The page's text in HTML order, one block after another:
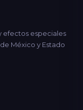
efectos especiales
México y Estado